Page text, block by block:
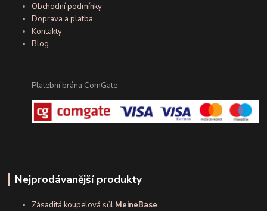
Obchodní podmínky
Doprava a platba
Kontakty
Blog
Platební brána ComGate
Nejprodávanější produkty
Zásaditá koupelová sůl MeineBase